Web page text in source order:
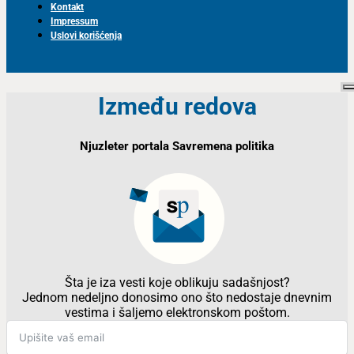
Kontakt
Impressum
Uslovi korišćenja
Između redova
Njuzleter portala Savremena politika
Šta je iza vesti koje oblikuju sadašnjost?
Jednom nedeljno donosimo ono što nedostaje dnevnim
vestima i šaljemo elektronskom poštom.